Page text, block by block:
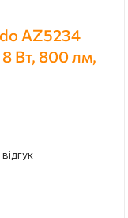
AZ5234
Вт, 800 лм,